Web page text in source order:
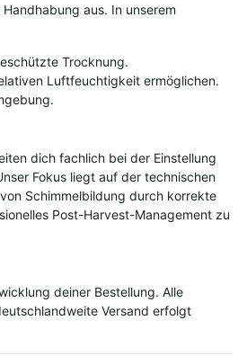
aus. In unserem
Trocknung.
Luftfeuchtigkeit ermöglichen.
dich fachlich bei der Einstellung
Fokus liegt auf der technischen
Schimmelbildung durch korrekte
Post-Harvest-Management zu
deiner Bestellung. Alle
Versand erfolgt